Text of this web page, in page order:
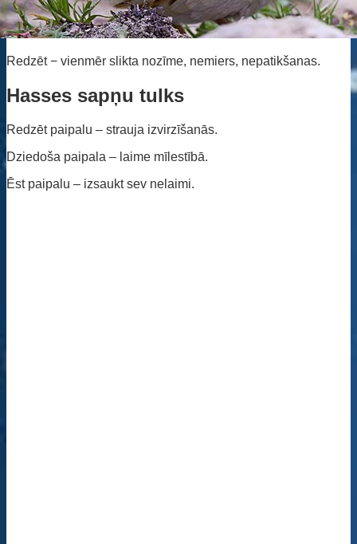
Redzēt − vienmēr slikta nozīme, nemiers, nepatikšanas.
Hasses sapņu tulks
Redzēt paipalu – strauja izvirzīšanās.
Dziedoša paipala – laime mīlestībā.
Ēst paipalu – izsaukt sev nelaimi.